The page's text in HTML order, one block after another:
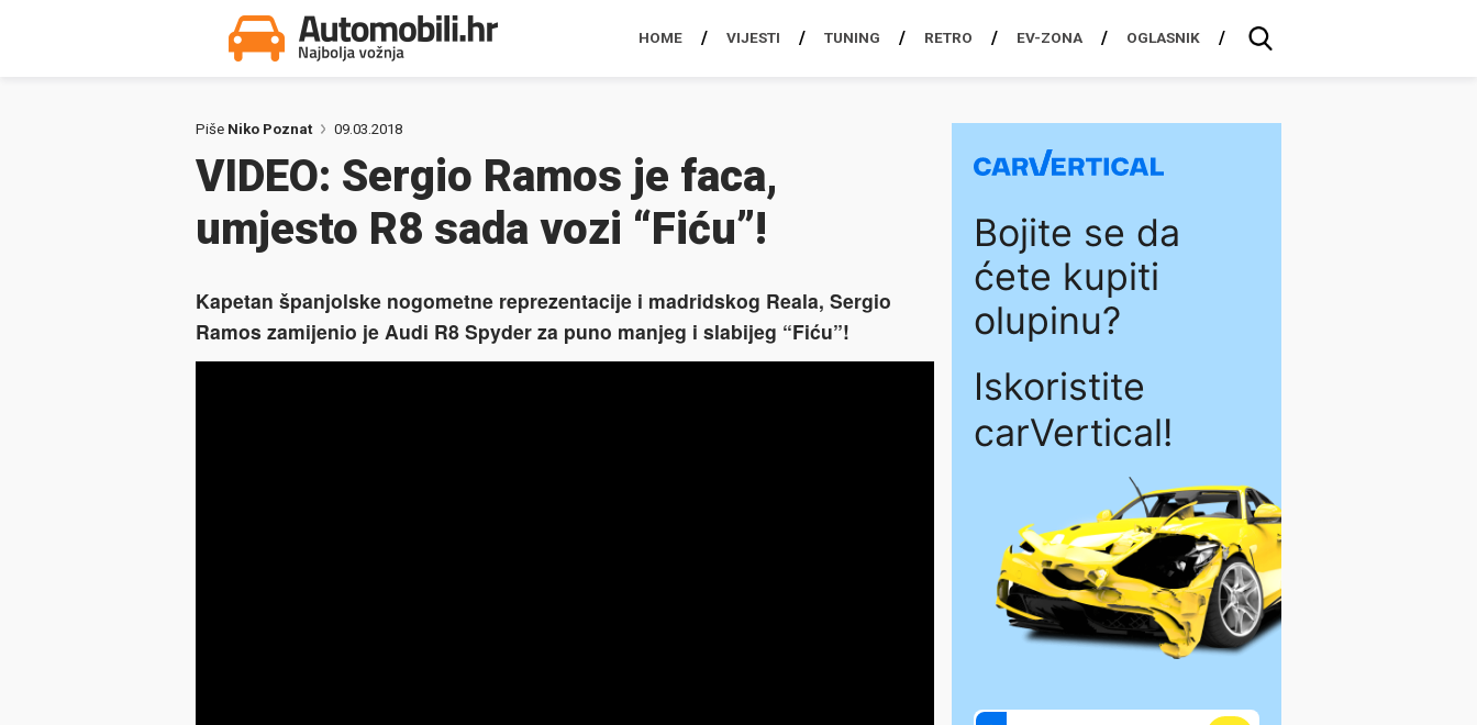
HOME VIJESTI TUNING RETRO EV-ZONA OGLASNIK
Piše Niko Poznat 09.03.2018
VIDEO: Sergio Ramos je faca,
umjesto R8 sada vozi “Fiću”!
Kapetan španjolske nogometne reprezentacije i madridskog Reala, Sergio
Ramos zamijenio je Audi R8 Spyder za puno manjeg i slabijeg “Fiću”!